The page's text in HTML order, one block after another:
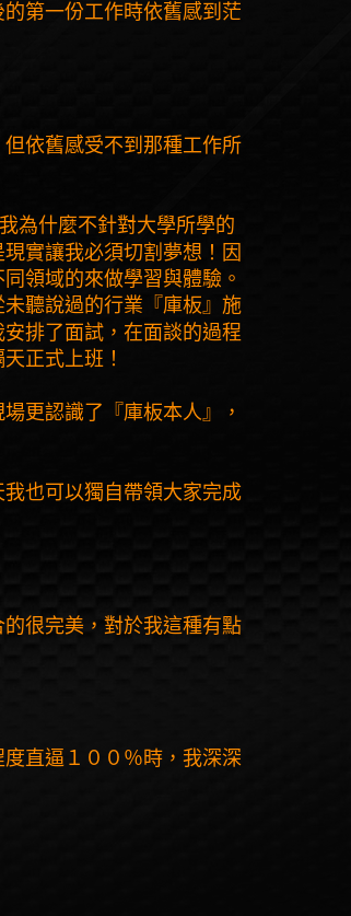
第一份工作時依舊感到茫
但依舊感受不到那種工作所
為什麼不針對大學所學的
實讓我必須切割夢想！因
領域的來做學習與體驗。
聽說過的行業『庫板』施
排了面試，在面談的過程
正式上班！
更認識了『庫板本人』，
也可以獨自帶領大家完成
很完美，對於我這種有點
直逼１００％時，我深深